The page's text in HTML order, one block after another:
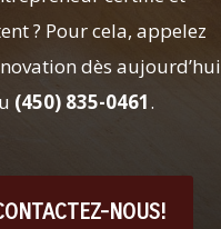
? Pour cela, appelez
dès aujourd’hui
(450) 835-0461.
NOUS!